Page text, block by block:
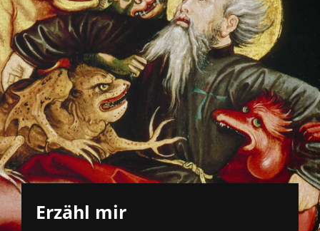
Erzähl mir